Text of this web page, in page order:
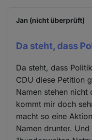
Jan (nicht überprüft)
Da steht, dass
Da steht, dass
CDU diese Petition
Namen stehen
kommt mir doch
macht so eine
Namen drunter.